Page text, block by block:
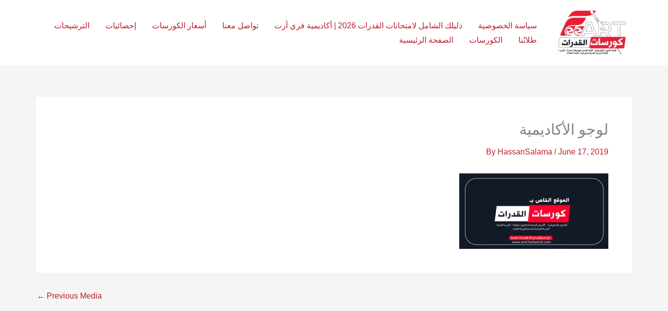
سياسة الخصوصية دليلك الشامل لامتحانات القدرات 2026 | أكاديمية فري آرت تواصل معنا أسعار الكورسات إحصائيات
الترشيحات
طلابُنا
الكورسات الصفحة الرئيسية
لوجو الأكاديمية
By HassanSalama /June 17, 2019
← Previous Media